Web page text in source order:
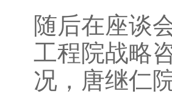
随后在座谈
工程院战略
况，唐继仁